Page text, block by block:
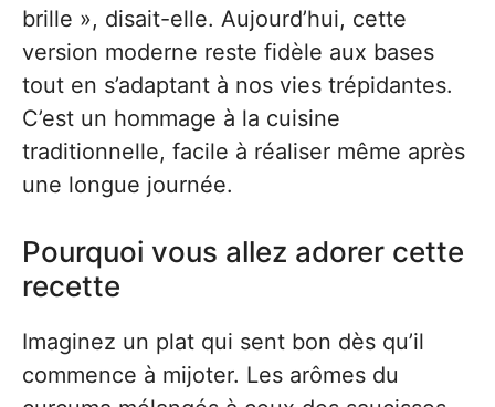
brille », disait-elle. Aujourd’hui, cette
version moderne reste fidèle aux bases
tout en s’adaptant à nos vies trépidantes.
C’est un hommage à la cuisine
traditionnelle, facile à réaliser même après
une longue journée.
Pourquoi vous allez adorer cette
recette
Imaginez un plat qui sent bon dès qu’il
commence à mijoter. Les arômes du